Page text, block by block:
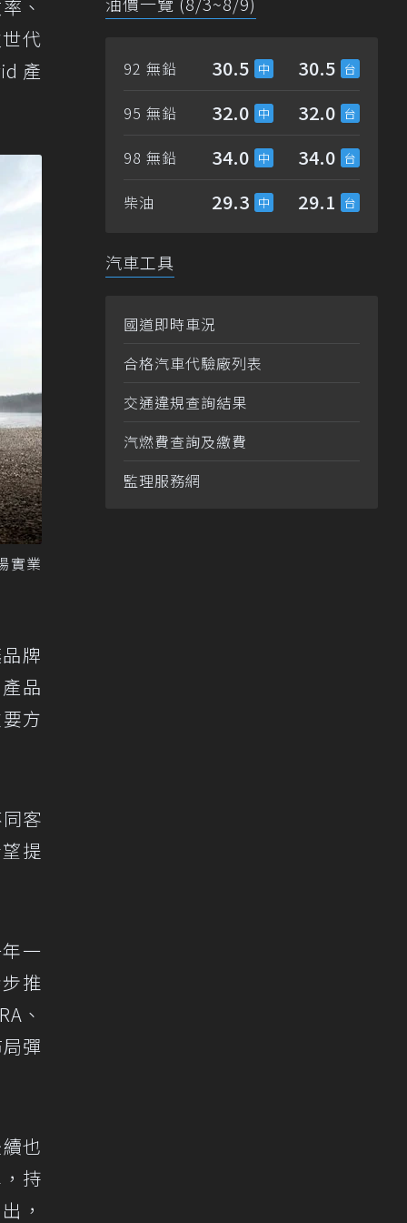
、
代
產
實業
牌
品
方
客
提
一
推
、
彈
也
持
，
92 無鉛 30.5 30.5
95 無鉛 32.0 32.0
98 無鉛 34.0 34.0
柴油 29.3 29.1
汽車工具
國道即時車況
合格汽車代驗廠列表
交通違規查詢結果
汽燃費查詢及繳費
監理服務網